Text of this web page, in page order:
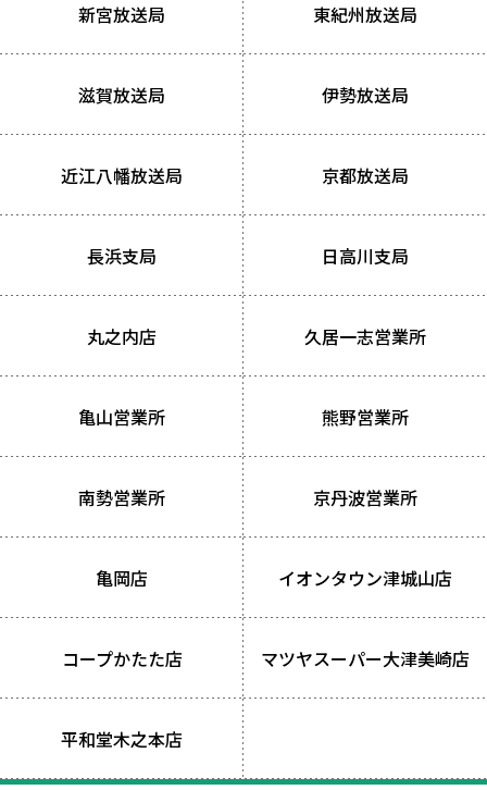
新宮放送局 東紀州放送局
滋賀放送局 伊勢放送局
近江八幡放送局 京都放送局
長浜支局 日高川支局
丸之内店 久居一志営業所
亀山営業所 熊野営業所
南勢営業所 京丹波営業所
亀岡店 イオンタウン津城山店
コープかたた店 マツヤスーパー大津美崎店
平和堂木之本店